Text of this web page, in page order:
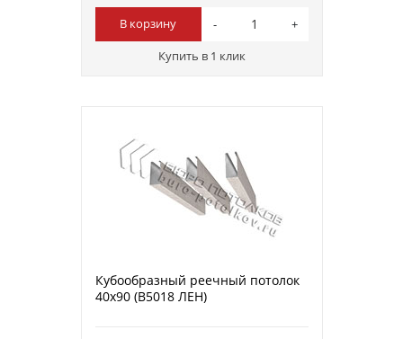
В корзину
Купить в 1 клик
Кубообразный реечный потолок
40х90 (B5018 ЛЕН)